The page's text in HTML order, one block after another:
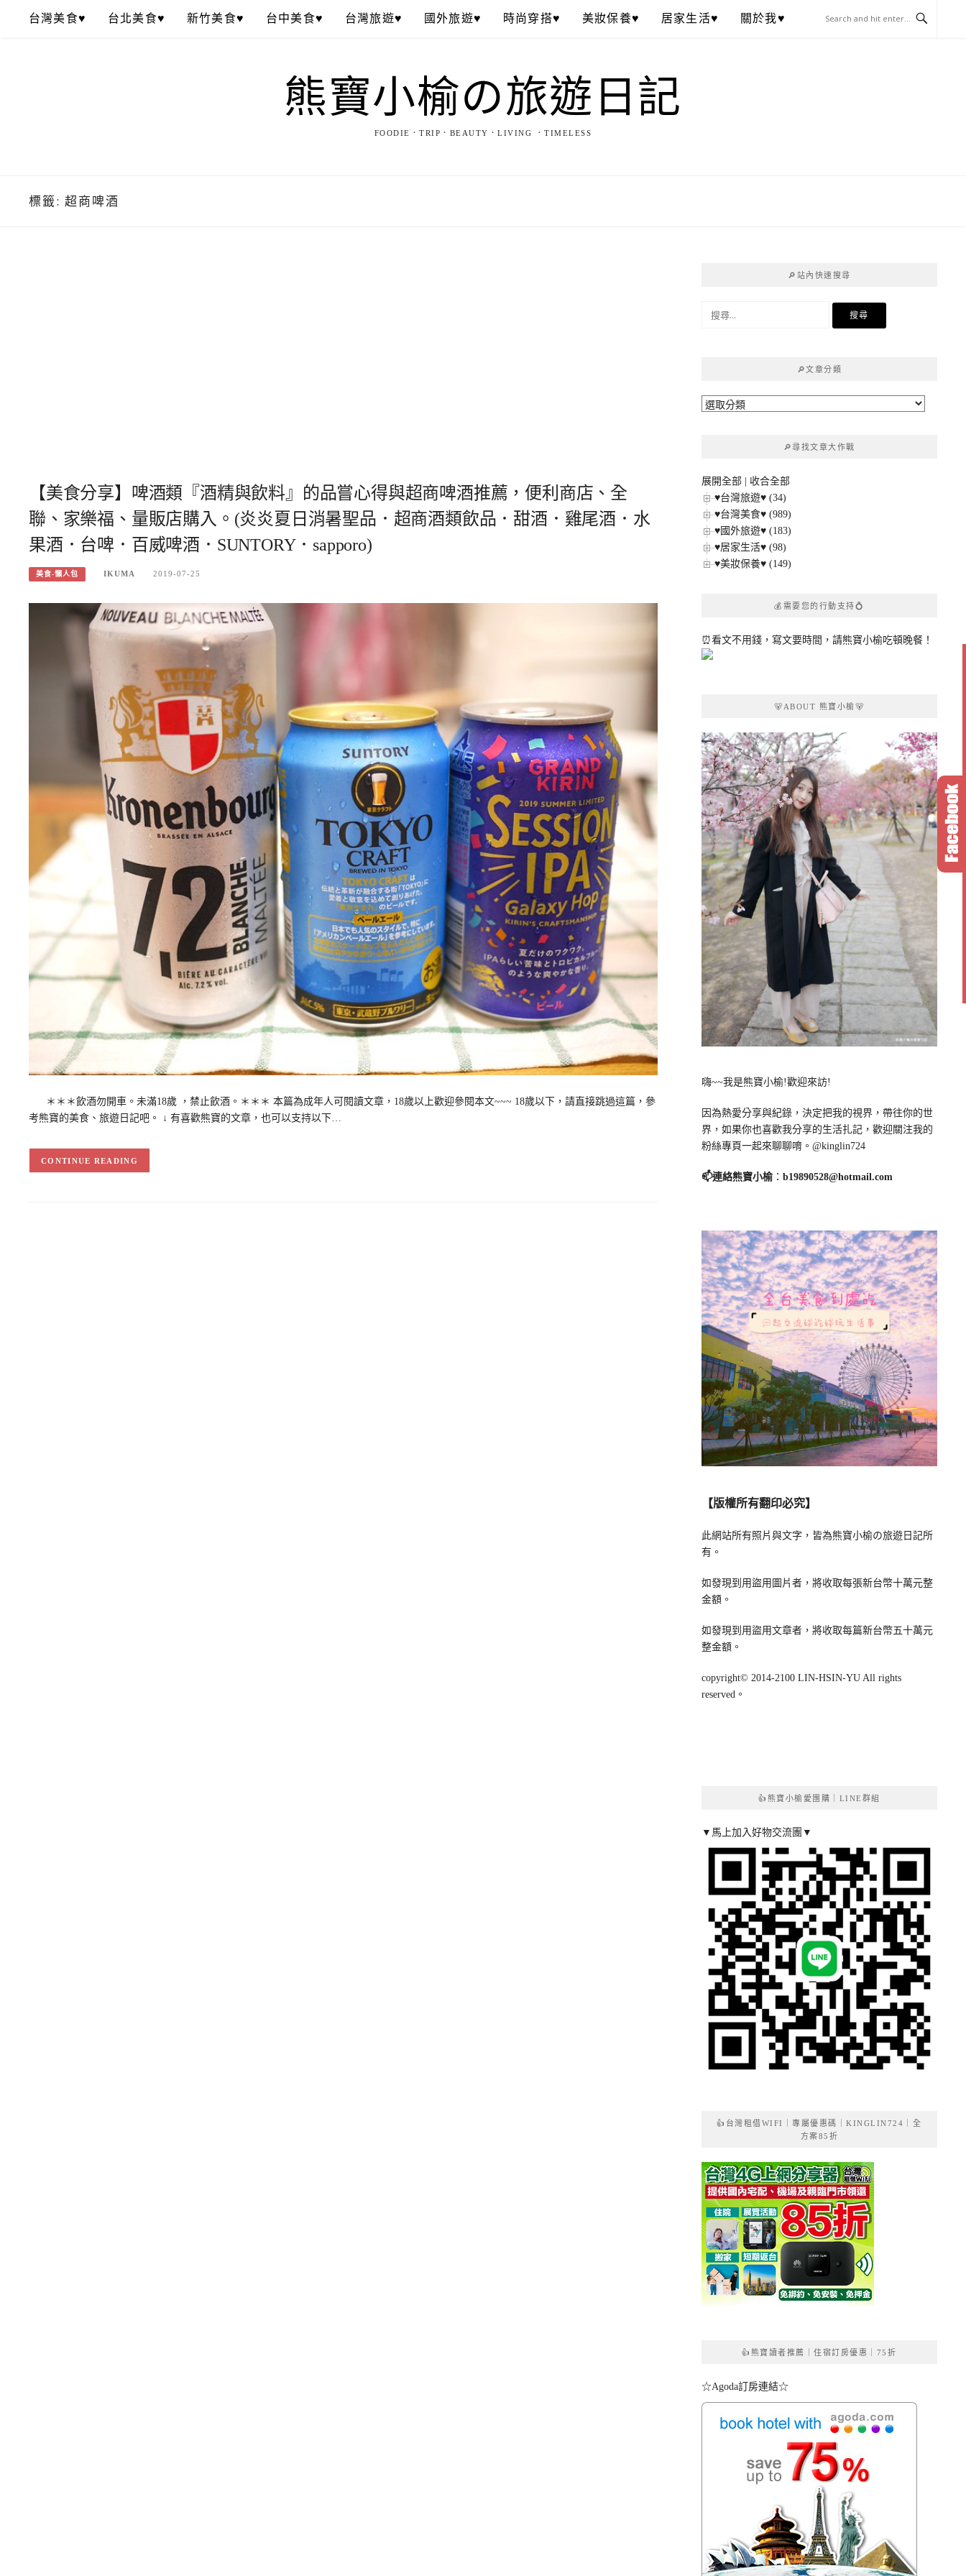
台灣美食♥ 台北美食♥ 新竹美食♥ 台中美食♥ 台灣旅遊♥ 國外旅遊♥ 時尚穿搭♥ 美妝保養♥ 居家生活♥ 關於我♥
熊寶小榆の旅遊日記
FOODIE．TRIP．BEAUTY．LIVING ．TIMELESS
標籤: 超商啤酒
【美食分享】啤酒類『酒精與飲料』的品嘗心得與超商啤酒推薦，便利商店、全
聯、家樂福、量販店購入。(炎炎夏日消暑聖品．超商酒類飲品．甜酒．雞尾酒．水
果酒．台啤．百威啤酒．SUNTORY．sapporo)
美食-懶人包 IKUMA 2019-07-25
＊＊＊飲酒勿開車。未滿18歲 ，禁止飲酒。＊＊＊ 本篇為成年人可閱讀文章，18歲以上歡迎參閱本文~~~ 18歲以下，請直接跳過這篇，參
考熊寶的美食、旅遊日記吧。 ↓ 有喜歡熊寶的文章，也可以支持以下…
CONTINUE READING
🔎站內快速搜尋
🔎文章分類
🔎
🔎尋找文章大作戰
展開全部
收合全部
♥台灣旅遊♥ (34)
♥台灣美食♥ (989)
♥國外旅遊♥ (183)
♥居家生活♥ (98)
♥美妝保養♥ (149)
💰需要您的行動支持💍
⏰看文不用錢，寫文要時間，請熊寶小榆吃頓晚餐！
🐻ABOUT 熊寶小榆🐻
嗨~~我是熊寶小榆!歡迎來訪!
因為熱愛分享與紀錄，決定把我的視界，帶往你的世
界，如果你也喜歡我分享的生活扎記，歡迎關注我的
粉絲專頁一起來聊聊唷。@kinglin724
📫連絡熊寶小榆： b19890528@hotmail.com
【版權所有翻印必究】
此網站所有照片與文字，皆為熊寶小榆の旅遊日記所
有。
如發現到用盜用圖片者，將收取每張新台幣十萬元整
金額。
如發現到用盜用文章者，將收取每篇新台幣五十萬元
整金額。
copyright© 2014-2100 LIN-HSIN-YU All rights
reserved。
👍熊寶小榆愛團購｜LINE群組
▼馬上加入好物交流團▼
👍台灣租借WIFI｜專屬優惠碼｜KINGLIN724｜全
方案85折
👍熊寶讀者推薦｜住宿訂房優惠｜75折
☆Agoda訂房連結☆